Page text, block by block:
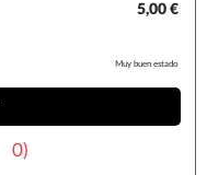
5,00 €
Muy buen estado
0)